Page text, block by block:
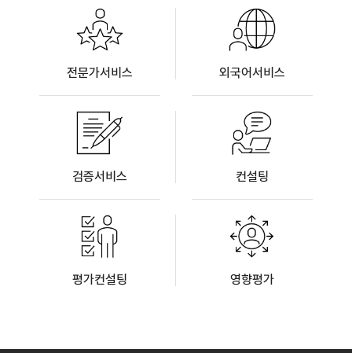
전문가서비스 외국어서비스
검증서비스 컨설팅
평가컨설팅 영향평가